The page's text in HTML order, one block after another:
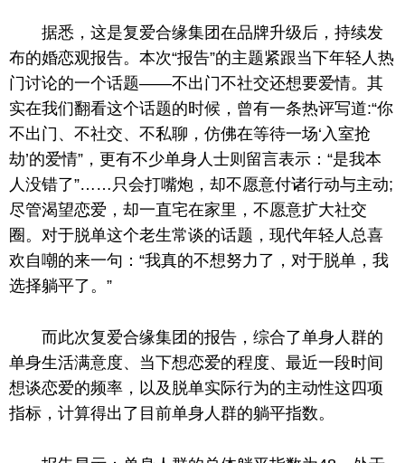
据悉，这是复爱合缘集团在品牌升级后，持续发
布的婚恋观报告。本次“报告”的主题紧跟当下年轻人热
门讨论的一个话题——不出门不社交还想要爱情。其
实在我们翻看这个话题的时候，曾有一条热评写道:“你
不出门、不社交、不私聊，仿佛在等待一场‘入室抢
劫’的爱情”，更有不少单身人士则留言表示：“是我本
人没错了”……只会打嘴炮，却不愿意付诸行动与主动;
尽管渴望恋爱，却一直宅在家里，不愿意扩大社交
圈。对于脱单这个老生常谈的话题，现代年轻人总喜
欢自嘲的来一句：“我真的不想努力了，对于脱单，我
选择躺平了。”
而此次复爱合缘集团的报告，综合了单身人群的
单身生活满意度、当下想恋爱的程度、最近一段时间
想谈恋爱的频率，以及脱单实际行为的主动性这四项
指标，计算得出了目前单身人群的躺平指数。